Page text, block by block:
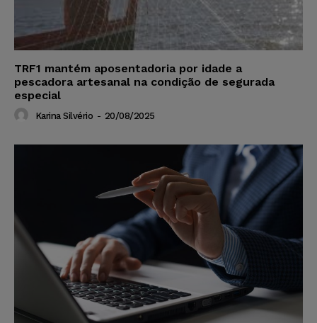
TRF1 mantém aposentadoria por idade a
pescadora artesanal na condição de segurada
especial
Karina Silvério - 20/08/2025